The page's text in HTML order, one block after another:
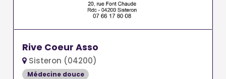
Rive Coeur Asso
Sisteron (04200)
Médecine douce